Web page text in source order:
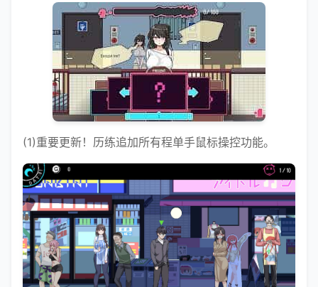
(1)重要更新！历练追加所有程单手鼠标操控功能。